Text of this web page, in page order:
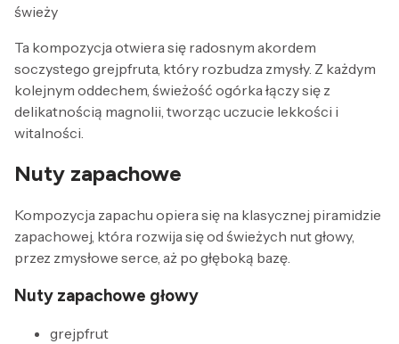
świeży
Ta kompozycja otwiera się radosnym akordem
soczystego grejpfruta, który rozbudza zmysły. Z każdym
kolejnym oddechem, świeżość ogórka łączy się z
delikatnością magnolii, tworząc uczucie lekkości i
witalności.
Nuty zapachowe
Kompozycja zapachu opiera się na klasycznej piramidzie
zapachowej, która rozwija się od świeżych nut głowy,
przez zmysłowe serce, aż po głęboką bazę.
Nuty zapachowe głowy
grejpfrut